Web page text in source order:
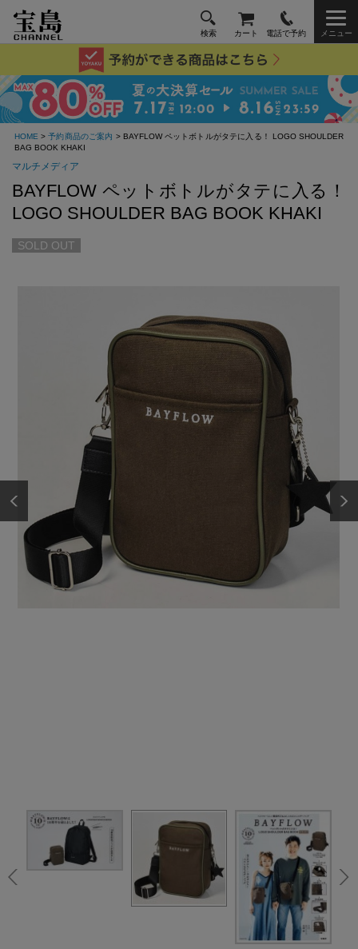
検索 カート 電話で予約 メニュー
HOME >予約商品のご案内 > BAYFLOW ペットボトルがタテに入る！ LOGO SHOULDER
BAG BOOK KHAKI
マルチメディア
BAYFLOW ペットボトルがタテに入る！
LOGO SHOULDER BAG BOOK KHAKI
SOLD OUT